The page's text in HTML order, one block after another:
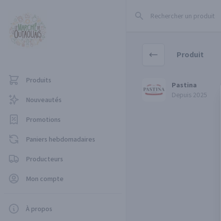
Produits
Nouveautés
Promotions
Paniers hebdomadaires
Producteurs
Mon compte
À propos
Produit
Pastina
Pastina
Depuis 2025